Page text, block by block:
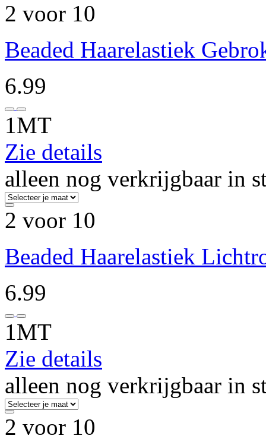
2 voor 10
Beaded Haarelastiek
6.99
1MT
Zie details
alleen nog verkrijgbaar in
2 voor 10
Beaded Haarelastiek
6.99
1MT
Zie details
alleen nog verkrijgbaar in
2 voor 10